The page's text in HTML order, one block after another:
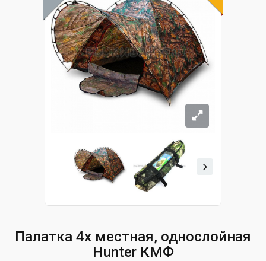
Палатка 4х местная, однослойная
Hunter КМФ